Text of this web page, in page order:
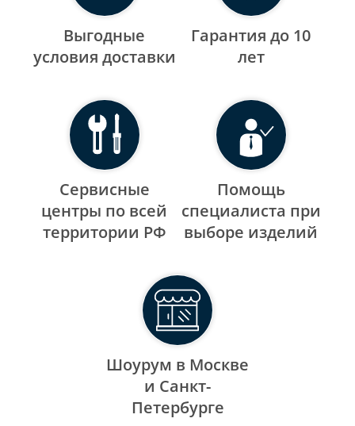
Выгодные
уcловия доставки
Гарантия до 10
лет
Сервисные
центры по всей
территории РФ
Помощь
специалиста при
выборе изделий
Шоурум в Москве
и Санкт-
Петербурге